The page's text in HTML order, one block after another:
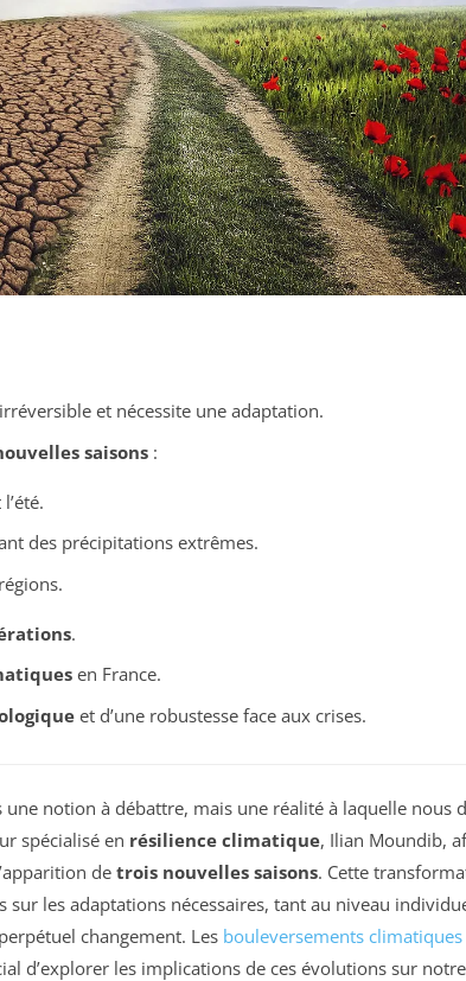
et nécessite une adaptation.
saisons:
des précipitations extrêmes.
.
en France.
et d’une robustesse face aux crises.
une notion à débattre, mais une réalité à laquelle nous
spécialisé en résilience climatique, Ilian Moundib,
de trois nouvelles saisons. Cette
sur les adaptations nécessaires, tant au niveau
changement. Les bouleversements climatiques
d’explorer les implications de ces évolutions sur notre